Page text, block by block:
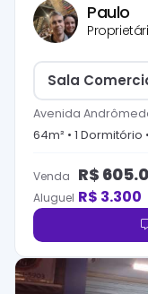
Paulo
Sala
Avenida
64m² • 1 Dormitório •
Venda R$
Aluguel R$ 3.300